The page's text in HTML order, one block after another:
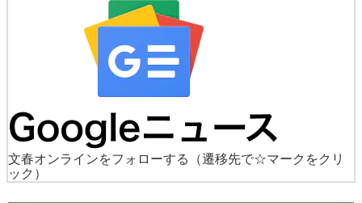
文春オンラインをフォローする
（遷移先で☆マークをクリ
ック）